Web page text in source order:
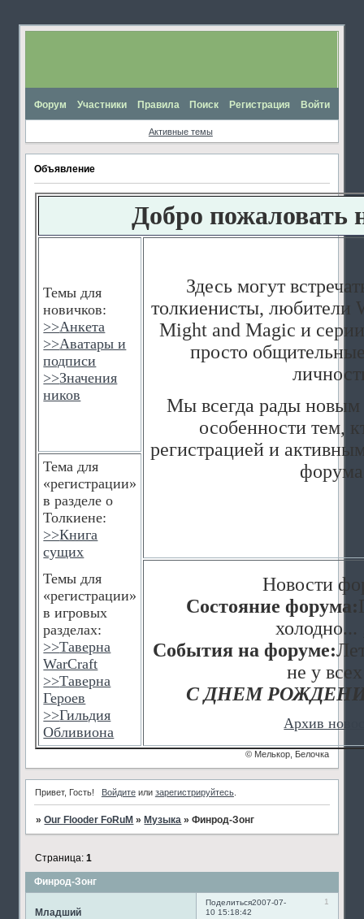
Форум Участники Правила Поиск Регистрация Войти
Активные темы
Объявление
Добро пожаловать
Темы для
новичков:
>>Анкета
>>Аватары и
подписи
>>Значения
ников
Здесь могут
толкиенисты, любители
Might and Magic и
просто
Мы всегда рады новым
особенности тем,
регистрацией и
Тема для
«регистрации»
в разделе о
Толкиене:
>>Книга
сущих
Темы для
«регистрации»
в игровых
разделах:
>>Таверна
WarCraft
>>Таверна
Героев
>>Гильдия
Обливиона
Новости
Состояние форума:
События на форуме:
не у
С ДНЕМ
Архив
© Мелькор, Белочка
Привет, Гость! Войдитеили зарегистрируйтесь.
»Our Flooder FoRuM »Музыка »Финрод-Зонг
Финрод-Зонг
Страница:1
Поделиться 1
2007-07-
10 15:18:42
Младший